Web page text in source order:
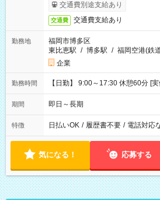
交通費別途支給あり
交通費 交通費支給あり
勤務地
福岡市博多区
東比恵駅 / 博多駅 / 福岡空港(鉄
企業
勤務時間 【日勤】 9:00～17:30 休憩60分 [
期間 即日～長期
特徴 日払いOK / 履歴書不要 / 電話対応
気になる！ 応募する